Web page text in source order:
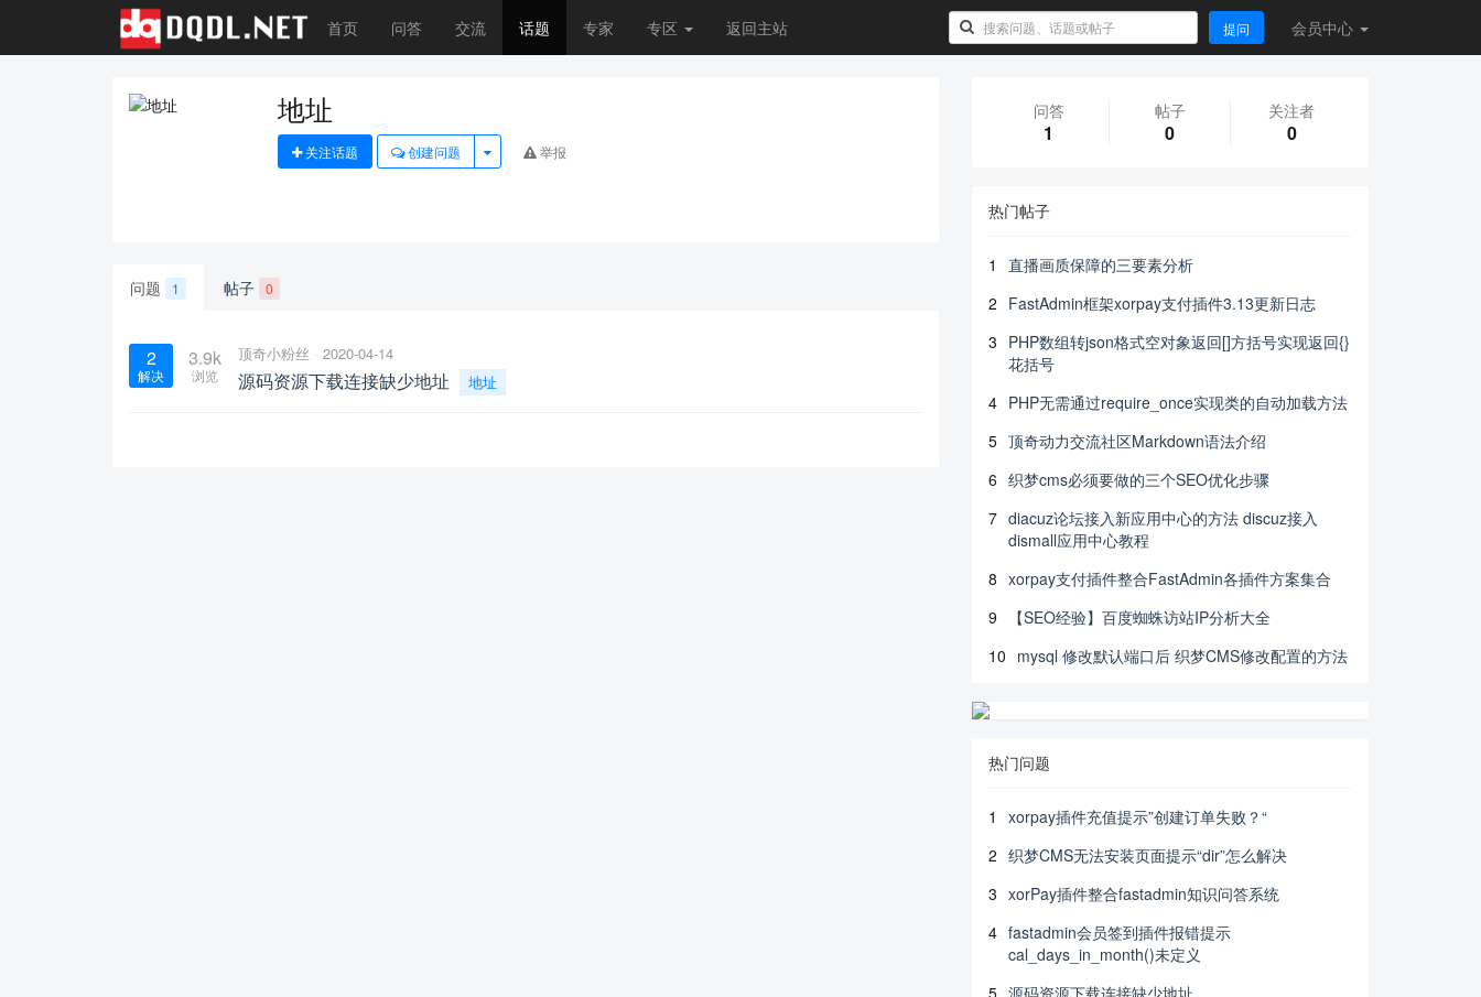
首页 问答 交流 话题 专家 专区 返回主站 提问 会员中心
地址
关注话题 创建问题 举报
问题 1 帖子 0
2
解决
3.9k
浏览
顶奇小粉丝 2020-04-14
源码资源下载连接缺少地址 地址
问答
1
帖子
0
关注者
0
热门帖子
1
直播画质保障的三要素分析
2 FastAdmin框架xorpay支付插件3.13更新日志
3 PHP数组转json格式空对象返回[]方括号实现返回{}
花括号
4 PHP无需通过require_once实现类的自动加载方法
5 顶奇动力交流社区Markdown语法介绍
6 织梦cms必须要做的三个SEO优化步骤
7 diacuz论坛接入新应用中心的方法 discuz接入
dismall应用中心教程
8 xorpay支付插件整合FastAdmin各插件方案集合
9
【SEO经验】百度蜘蛛访站IP分析大全
10 mysql 修改默认端口后 织梦CMS修改配置的方法
热门问题
1
xorpay插件充值提示”创建订单失败？“
2 织梦CMS无法安装页面提示“dir”怎么解决
3 xorPay插件整合fastadmin知识问答系统
4 fastadmin会员签到插件报错提示
cal_days_in_month()未定义
5 源码资源下载连接缺少地址